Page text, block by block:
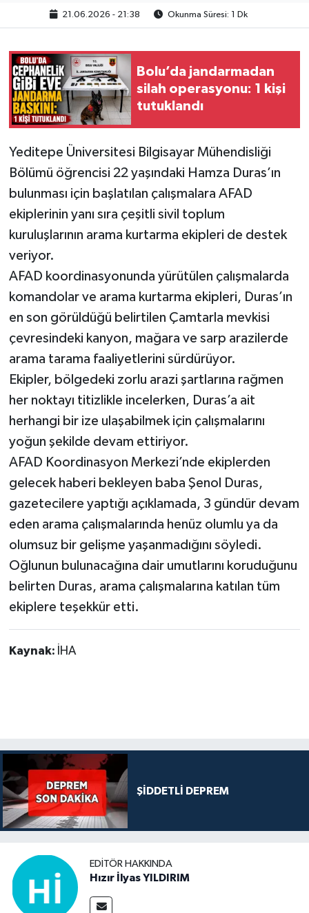
21.06.2026 - 21:38 Okunma Süresi: 1 Dk
Bolu’da jandarmadan
silah operasyonu: 1 kişi
tutuklandı
Yeditepe Üniversitesi Bilgisayar Mühendisliği
Bölümü öğrencisi 22 yaşındaki Hamza Duras’ın
bulunması için başlatılan çalışmalara AFAD
ekiplerinin yanı sıra çeşitli sivil toplum
kuruluşlarının arama kurtarma ekipleri de destek
veriyor.
AFAD koordinasyonunda yürütülen çalışmalarda
komandolar ve arama kurtarma ekipleri, Duras’ın
en son görüldüğü belirtilen Çamtarla mevkisi
çevresindeki kanyon, mağara ve sarp arazilerde
arama tarama faaliyetlerini sürdürüyor.
Ekipler, bölgedeki zorlu arazi şartlarına rağmen
her noktayı titizlikle incelerken, Duras’a ait
herhangi bir ize ulaşabilmek için çalışmalarını
yoğun şekilde devam ettiriyor.
AFAD Koordinasyon Merkezi’nde ekiplerden
gelecek haberi bekleyen baba Şenol Duras,
gazetecilere yaptığı açıklamada, 3 gündür devam
eden arama çalışmalarında henüz olumlu ya da
olumsuz bir gelişme yaşanmadığını söyledi.
Oğlunun bulunacağına dair umutlarını koruduğunu
belirten Duras, arama çalışmalarına katılan tüm
ekiplere teşekkür etti.
Kaynak: İHA
ŞİDDETLİ DEPREM
EDITÖR HAKKINDA
Hızır İlyas YILDIRIM